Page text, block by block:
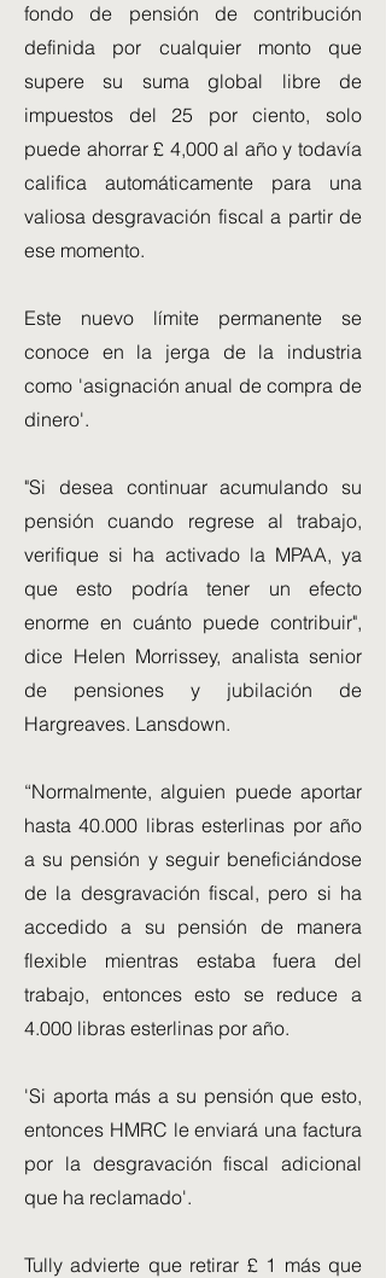
fondo de pensión de contribución
definida por cualquier monto que
supere su suma global libre de
impuestos del 25 por ciento, solo
puede ahorrar £ 4,000 al año y todavía
califica automáticamente para una
valiosa desgravación fiscal a partir de
ese momento.
Este nuevo límite permanente se
conoce en la jerga de la industria
como 'asignación anual de compra de
dinero'.
"Si desea continuar acumulando su
pensión cuando regrese al trabajo,
verifique si ha activado la MPAA, ya
que esto podría tener un efecto
enorme en cuánto puede contribuir",
dice Helen Morrissey, analista senior
de pensiones y jubilación de
Hargreaves. Lansdown.
“Normalmente, alguien puede aportar
hasta 40.000 libras esterlinas por año
a su pensión y seguir beneficiándose
de la desgravación fiscal, pero si ha
accedido a su pensión de manera
flexible mientras estaba fuera del
trabajo, entonces esto se reduce a
4.000 libras esterlinas por año.
'Si aporta más a su pensión que esto,
entonces HMRC le enviará una factura
por la desgravación fiscal adicional
que ha reclamado'.
Tully advierte que retirar £ 1 más que